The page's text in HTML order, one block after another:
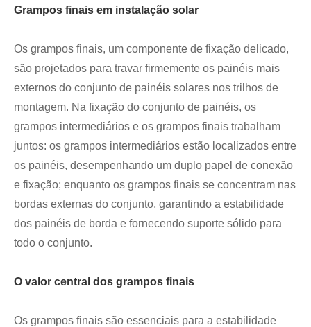
Grampos finais em instalação solar
Os grampos finais, um componente de fixação delicado,
são projetados para travar firmemente os painéis mais
externos do conjunto de painéis solares nos trilhos de
montagem. Na fixação do conjunto de painéis, os
grampos intermediários e os grampos finais trabalham
juntos: os grampos intermediários estão localizados entre
os painéis, desempenhando um duplo papel de conexão
e fixação; enquanto os grampos finais se concentram nas
bordas externas do conjunto, garantindo a estabilidade
dos painéis de borda e fornecendo suporte sólido para
todo o conjunto.
O valor central dos grampos finais
Os grampos finais são essenciais para a estabilidade